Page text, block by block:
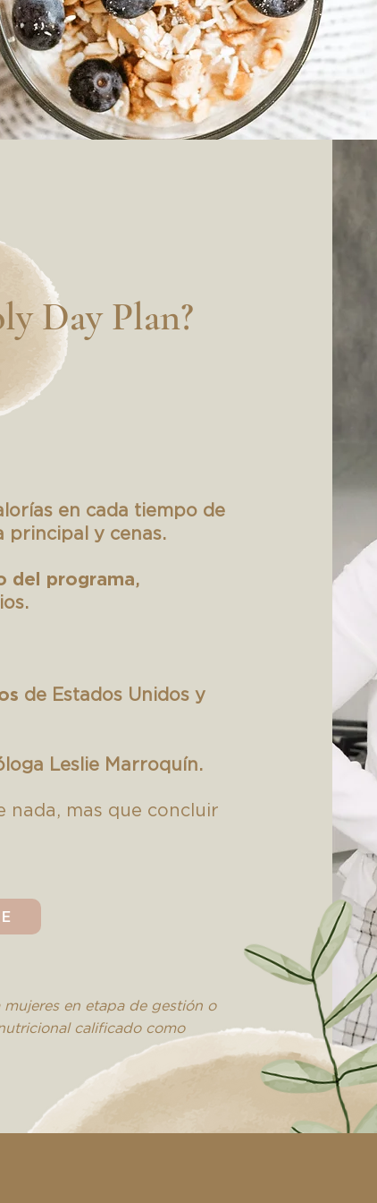
Day Plan?
en cada tiempo de
principal y cenas.
del programa,
de Estados Unidos y
Leslie Marroquín.
nada, mas que concluir
en etapa de gestión o
calificado como